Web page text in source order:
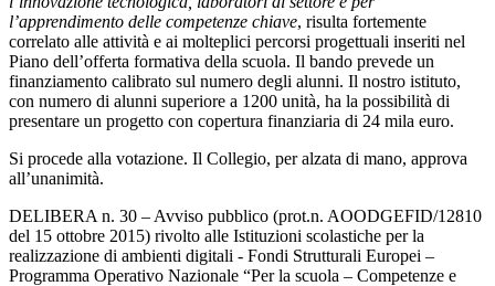
l’apprendimento delle competenze chiave, risulta fortemente
correlato alle attività e ai molteplici percorsi progettuali inseriti nel
Piano dell’offerta formativa della scuola. Il bando prevede un
finanziamento calibrato sul numero degli alunni. Il nostro istituto,
con numero di alunni superiore a 1200 unità, ha la possibilità di
presentare un progetto con copertura finanziaria di 24 mila euro.
Si procede alla votazione. Il Collegio, per alzata di mano, approva
all’unanimità.
DELIBERA n. 30 – Avviso pubblico (prot.n. AOODGEFID/12810
del 15 ottobre 2015) rivolto alle Istituzioni scolastiche per la
realizzazione di ambienti digitali - Fondi Strutturali Europei –
Programma Operativo Nazionale “Per la scuola – Competenze e